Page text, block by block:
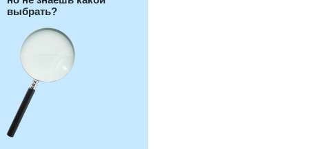
выбрать?